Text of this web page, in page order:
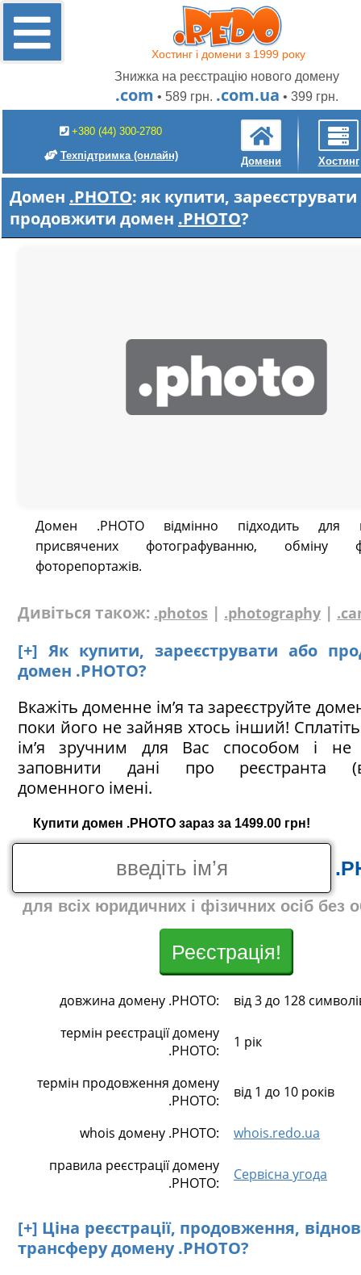
Хостинг і домени з 1999 року
Знижка на реєстрацію нового домену
.com • 589 грн. .com.ua • 399 грн.
+380 (44) 300-2780
Техпідтримка (онлайн) Домени Хостинг
Домен .PHOTO: як купити, зареєструвати
продовжити домен .PHOTO?
Домен .PHOTO відмінно підходить для
присвячених фотографуванню,
фоторепортажів.
Дивіться також: .photos | .photography |
[+] Як купити, зареєструвати або
домен .PHOTO?
Вкажіть доменне ім’я та зареєструйте
поки його не зайняв хтось інший!
ім’я зручним для Вас способом і не
заповнити дані про реєстранта
доменного імені.
Купити домен .PHOTO зараз за 1499.00 грн!
для всіх юридичних і фізичних осіб без
Реєстрація!
довжина домену .PHOTO:
від 3 до 128
термін реєстрації домену
.PHOTO:
1 рік
термін продовження домену
.PHOTO:
від 1 до 10 років
whois домену .PHOTO:
whois.redo.ua
правила реєстрації домену
.PHOTO:
Сервісна угода
[+] Ціна реєстрації, продовження,
трансферу домену .PHOTO?